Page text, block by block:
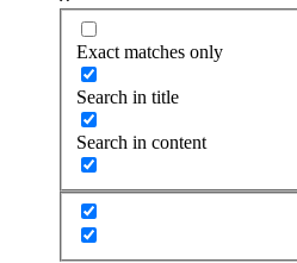
Exact matches only
Search in title
Search in content